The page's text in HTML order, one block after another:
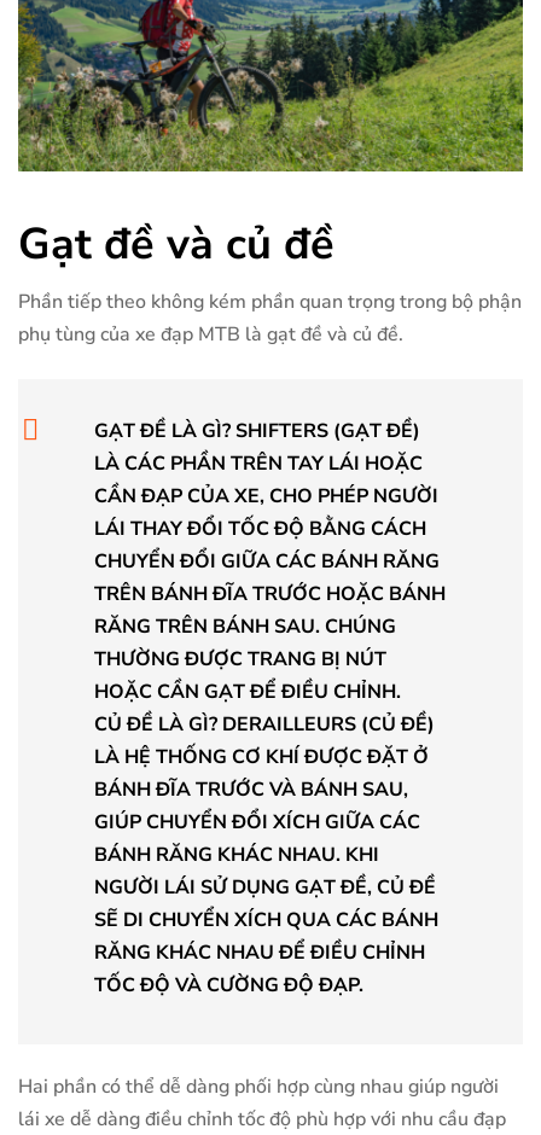
Gạt đề và củ đề
Phần tiếp theo không kém phần quan trọng trong bộ phận
phụ tùng của xe đạp MTB là gạt đề và củ đề.
GẠT ĐỀ LÀ GÌ? SHIFTERS (GẠT ĐỀ)
LÀ CÁC PHẦN TRÊN TAY LÁI HOẶC
CẦN ĐẠP CỦA XE, CHO PHÉP NGƯỜI
LÁI THAY ĐỔI TỐC ĐỘ BẰNG CÁCH
CHUYỂN ĐỔI GIỮA CÁC BÁNH RĂNG
TRÊN BÁNH ĐĨA TRƯỚC HOẶC BÁNH
RĂNG TRÊN BÁNH SAU. CHÚNG
THƯỜNG ĐƯỢC TRANG BỊ NÚT
HOẶC CẦN GẠT ĐỂ ĐIỀU CHỈNH.
CỦ ĐỀ LÀ GÌ? DERAILLEURS (CỦ ĐỀ)
LÀ HỆ THỐNG CƠ KHÍ ĐƯỢC ĐẶT Ở
BÁNH ĐĨA TRƯỚC VÀ BÁNH SAU,
GIÚP CHUYỂN ĐỔI XÍCH GIỮA CÁC
BÁNH RĂNG KHÁC NHAU. KHI
NGƯỜI LÁI SỬ DỤNG GẠT ĐỀ, CỦ ĐỀ
SẼ DI CHUYỂN XÍCH QUA CÁC BÁNH
RĂNG KHÁC NHAU ĐỂ ĐIỀU CHỈNH
TỐC ĐỘ VÀ CƯỜNG ĐỘ ĐẠP.
Hai phần có thể dễ dàng phối hợp cùng nhau giúp người
lái xe dễ dàng điều chỉnh tốc độ phù hợp với nhu cầu đạp